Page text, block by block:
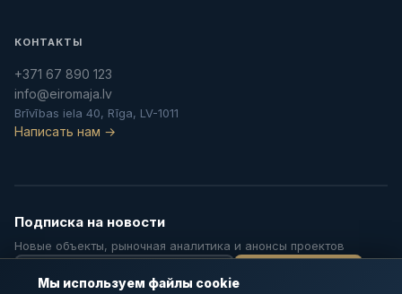
КОНТАКТЫ
+371 67 890 123
info@eiromaja.lv
Brīvības iela 40, Rīga, LV-1011
Написать нам →
Подписка на новости
Новые объекты, рыночная аналитика и анонсы проектов
Мы используем файлы cookie